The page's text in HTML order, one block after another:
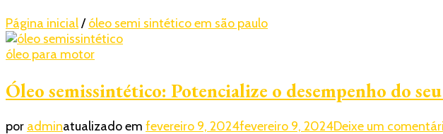
Página inicial/ óleo semi sintético em são paulo
óleo para motor
Óleo semissintético: Potencialize o desempenho do
por adminatualizado em fevereiro 9, 2024fevereiro 9, 2024Deixe um